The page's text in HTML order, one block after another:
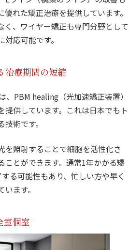
れた矯正治療を提供しています。
く、ワイヤー矯正も専門分野として
応可能です。
治療期間の短縮
、PBM healing（光加速矯正装置）
提供しています。これは日本でもト
術です。
を照射することで細胞を活性化さ
ことができます。通常1年かかる矯
る可能性もあり、忙しい方や早く
ます。
室個室